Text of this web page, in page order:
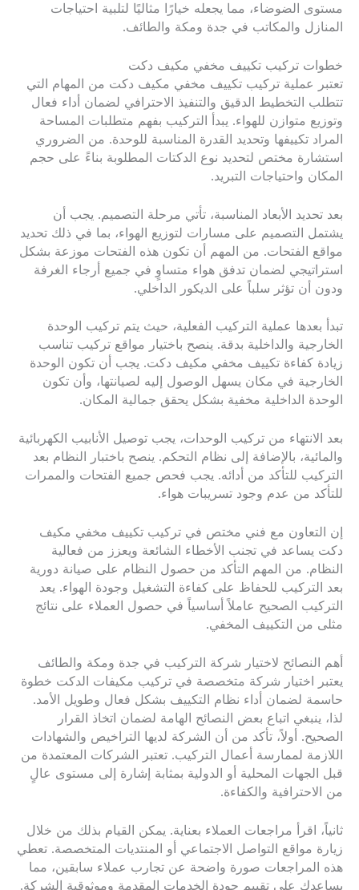
مستوى الضوضاء، مما يجعله خيارًا مثاليًا لتلبية احتياجات
المنازل والمكاتب في جدة ومكة والطائف.
خطوات تركيب تكييف مخفي مكيف دكت
تعتبر عملية تركيب تكييف مخفي مكيف دكت من المهام التي
تتطلب التخطيط الدقيق والتنفيذ الاحترافي لضمان أداء فعال
وتوزيع متوازن للهواء. يبدأ التركيب بفهم متطلبات المساحة
المراد تكييفها وتحديد القدرة المناسبة للوحدة. من الضروري
استشارة مختص لتحديد نوع الدكتات المطلوبة بناءً على حجم
المكان واحتياجات التبريد.
بعد تحديد الأبعاد المناسبة، تأتي مرحلة التصميم. يجب أن
يشتمل التصميم على مسارات لتوزيع الهواء، بما في ذلك تحديد
مواقع الفتحات. من المهم أن تكون هذه الفتحات موزعة بشكل
استراتيجي لضمان تدفق هواء متساوٍ في جميع أرجاء الغرفة
ودون أن تؤثر سلباً على الديكور الداخلي.
تبدأ بعدها عملية التركيب الفعلية، حيث يتم تركيب الوحدة
الخارجية والداخلية بدقة. ينصح باختيار مواقع تركيب تناسب
زيادة كفاءة تكييف مخفي مكيف دكت. يجب أن تكون الوحدة
الخارجية في مكان يسهل الوصول إليه لصيانتها، وأن تكون
الوحدة الداخلية مخفية بشكل يحقق جمالية المكان.
بعد الانتهاء من تركيب الوحدات، يجب توصيل الأنابيب الكهربائية
والمائية، بالإضافة إلى نظام التحكم. ينصح باختبار النظام بعد
التركيب للتأكد من أدائه. يجب فحص جميع الفتحات والممرات
للتأكد من عدم وجود تسريبات هواء.
إن التعاون مع فني مختص في تركيب تكييف مخفي مكيف
دكت يساعد في تجنب الأخطاء الشائعة ويعزز من فعالية
النظام. من المهم التأكد من حصول النظام على صيانة دورية
بعد التركيب للحفاظ على كفاءة التشغيل وجودة الهواء. يعد
التركيب الصحيح عاملاً أساسياً في حصول العملاء على نتائج
مثلى من التكييف المخفي.
أهم النصائح لاختيار شركة التركيب في جدة ومكة والطائف
يعتبر اختيار شركة متخصصة في تركيب مكيفات الدكت خطوة
حاسمة لضمان أداء نظام التكييف بشكل فعال وطويل الأمد.
لذا، ينبغي اتباع بعض النصائح الهامة لضمان اتخاذ القرار
الصحيح. أولاً، تأكد من أن الشركة لديها التراخيص والشهادات
اللازمة لممارسة أعمال التركيب. تعتبر الشركات المعتمدة من
قبل الجهات المحلية أو الدولية بمثابة إشارة إلى مستوى عالٍ
من الاحترافية والكفاءة.
ثانياً، اقرأ مراجعات العملاء بعناية. يمكن القيام بذلك من خلال
زيارة مواقع التواصل الاجتماعي أو المنتديات المتخصصة. تعطي
هذه المراجعات صورة واضحة عن تجارب عملاء سابقين، مما
يساعدك على تقييم جودة الخدمات المقدمة وموثوقية الشركة.